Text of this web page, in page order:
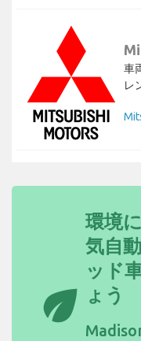
車
レ
eco
環境
気自
ッド
ょう